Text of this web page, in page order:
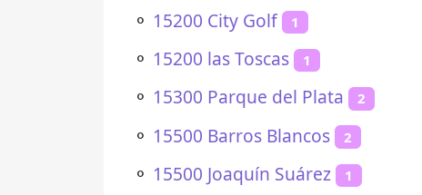
⚬ 15200 City Golf 1
⚬ 15200 las Toscas 1
⚬ 15300 Parque del Plata 2
⚬ 15500 Barros Blancos 2
⚬ 15500 Joaquín Suárez 1